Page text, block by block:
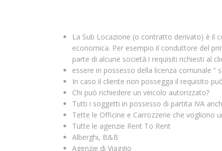
La Sub Locazione (o contratto derivato) è il
economica. Per esempio il conduttore del
parte di alcune società.I requisiti richiesti al
essere in possesso della licenza comunale
In caso il cliente non possegga il requisito
Chi può richiedere un veicolo autorizzato?
Tutti i soggetti in possesso di partita IVA
Tette le Officine e Carrozzerie che vogliono
Tutte le agenzie Rent To Rent
Alberghi, B&B
Agenzie di Viaggio